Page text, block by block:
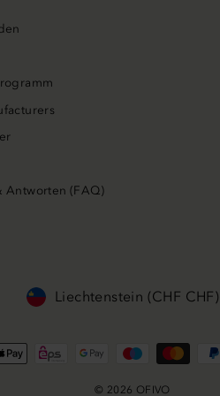
Antworten (FAQ)
WährungLiechtenstein (CHF CHF)
© 2026 OFIVO